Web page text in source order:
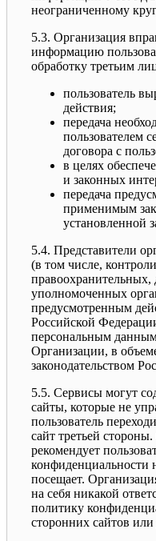
неограниченному
5.3. Организация
информацию
обработку третьим
пользователь
действия;
передача
пользователем
договора с
в целях
и законных
передача
применимым
установленной
5.4. Представители
(в том числе,
правоохранительных,
уполномоченных
предусмотренным
Российской
персональным
Организации, в
законодательством
5.5. Сервисы могут
сайты, которые не
пользователь
сайт третьей
рекомендует
конфиденциальности
посещает.
на себя никакой
политику
сторонних сайтов